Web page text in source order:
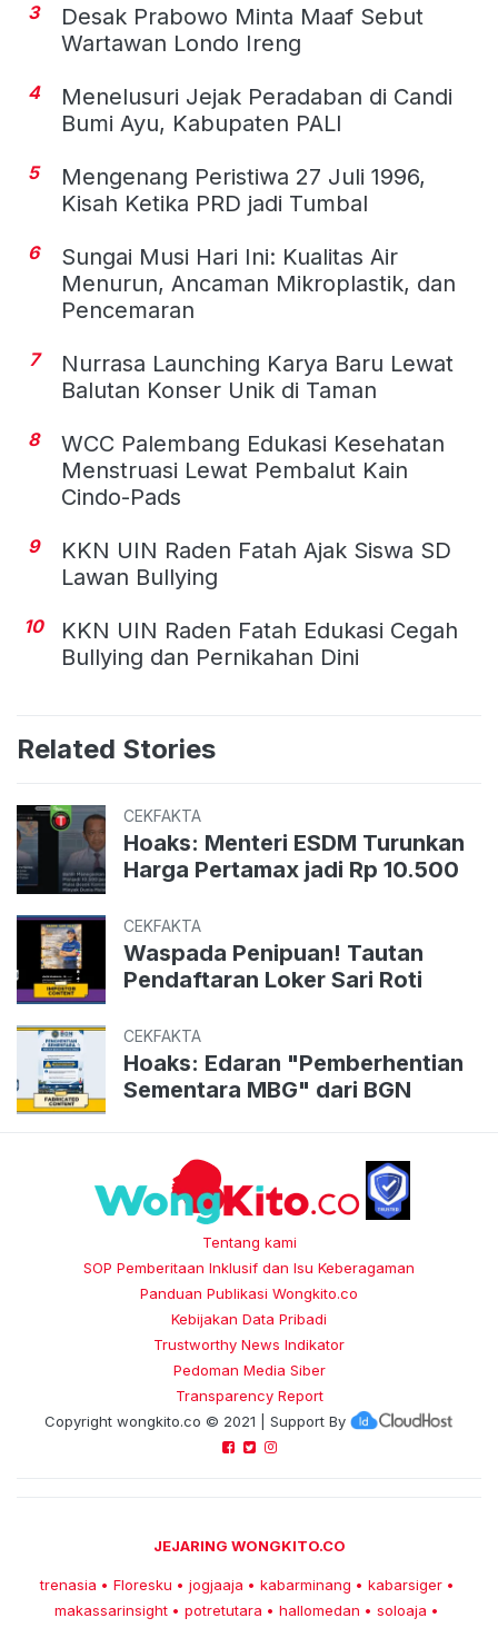
3
Desak Prabowo Minta Maaf Sebut
Wartawan Londo Ireng
4
Menelusuri Jejak Peradaban di Candi
Bumi Ayu, Kabupaten PALI
5
Mengenang Peristiwa 27 Juli 1996,
Kisah Ketika PRD jadi Tumbal
6
Sungai Musi Hari Ini: Kualitas Air
Menurun, Ancaman Mikroplastik, dan
Pencemaran
7
Nurrasa Launching Karya Baru Lewat
Balutan Konser Unik di Taman
8
WCC Palembang Edukasi Kesehatan
Menstruasi Lewat Pembalut Kain
Cindo-Pads
9
KKN UIN Raden Fatah Ajak Siswa SD
Lawan Bullying
10
KKN UIN Raden Fatah Edukasi Cegah
Bullying dan Pernikahan Dini
Related Stories
CEKFAKTA
Hoaks: Menteri ESDM Turunkan
Harga Pertamax jadi Rp 10.500
CEKFAKTA
Waspada Penipuan! Tautan
Pendaftaran Loker Sari Roti
CEKFAKTA
Hoaks: Edaran "Pemberhentian
Sementara MBG" dari BGN
Tentang kami
SOP Pemberitaan Inklusif dan Isu Keberagaman
Panduan Publikasi Wongkito.co
Kebijakan Data Pribadi
Trustworthy News Indikator
Pedoman Media Siber
Transparency Report
Copyright wongkito.co © 2021 | Support By
JEJARING WONGKITO.CO
trenasia • Floresku • jogjaaja • kabarminang • kabarsiger •
makassarinsight • potretutara • hallomedan • soloaja •